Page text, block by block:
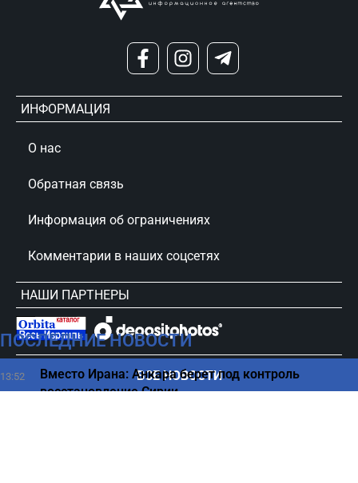
ПОСЛЕДНИЕ НОВОСТИ
13:52
Вместо Ирана: Анкара берет под контроль
восстановление Сирии
ВСЕ НОВОСТИ
ИНФОРМАЦИЯ
О нас
Обратная связь
Информация об ограничениях
Комментарии в наших соцсетях
НАШИ ПАРТНЕРЫ
сursorinfo.co.il © Все права защищены